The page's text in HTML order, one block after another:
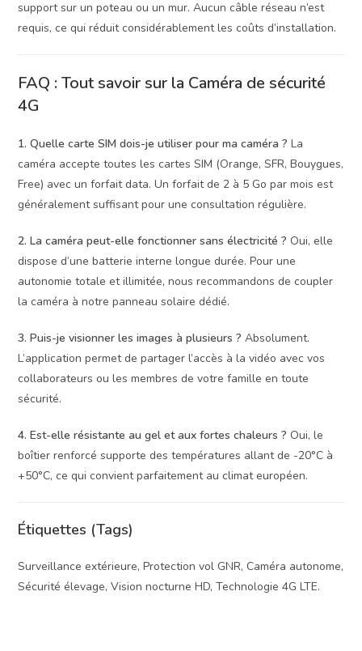
support sur un poteau ou un mur. Aucun câble réseau n’est
requis, ce qui réduit considérablement les coûts d’installation.
FAQ : Tout savoir sur la Caméra de sécurité
4G
1. Quelle carte SIM dois-je utiliser pour ma caméra ? La
caméra accepte toutes les cartes SIM (Orange, SFR, Bouygues,
Free) avec un forfait data. Un forfait de 2 à 5 Go par mois est
généralement suffisant pour une consultation régulière.
2. La caméra peut-elle fonctionner sans électricité ? Oui, elle
dispose d’une batterie interne longue durée. Pour une
autonomie totale et illimitée, nous recommandons de coupler
la caméra à notre panneau solaire dédié.
3. Puis-je visionner les images à plusieurs ? Absolument.
L’application permet de partager l’accès à la vidéo avec vos
collaborateurs ou les membres de votre famille en toute
sécurité.
4. Est-elle résistante au gel et aux fortes chaleurs ? Oui, le
boîtier renforcé supporte des températures allant de -20°C à
+50°C, ce qui convient parfaitement au climat européen.
Étiquettes (Tags)
Surveillance extérieure, Protection vol GNR, Caméra autonome,
Sécurité élevage, Vision nocturne HD, Technologie 4G LTE.